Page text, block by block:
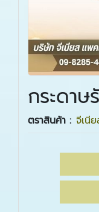
กระดา
ตราสินค้า : จีเนี